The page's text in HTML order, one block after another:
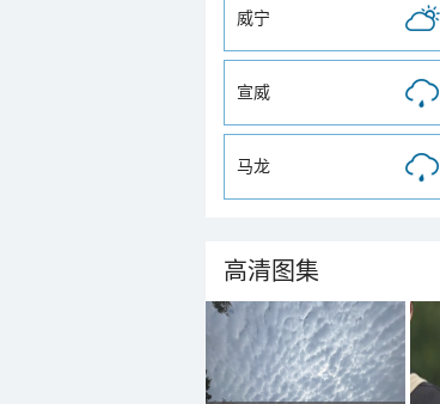
威宁
宣威
马龙
高清图集